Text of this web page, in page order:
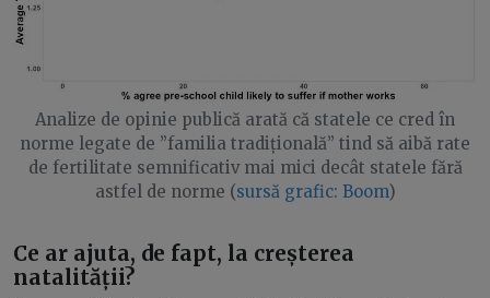
Analize de opinie publică arată că statele ce cred în
norme legate de ”familia tradițională” tind să aibă rate
de fertilitate semnificativ mai mici decât statele fără
astfel de norme (sursă grafic: Boom)
Ce ar ajuta, de fapt, la creșterea
natalității?